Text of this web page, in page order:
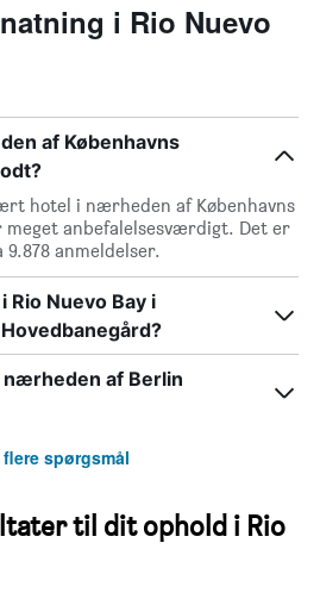
i Rio Nuevo
af Københavns
hotel i nærheden af Københavns
meget anbefalelsesværdigt. Det er
anmeldelser.
Rio Nuevo Bay i
af Berlin
flere spørgsmål
til dit ophold i Rio